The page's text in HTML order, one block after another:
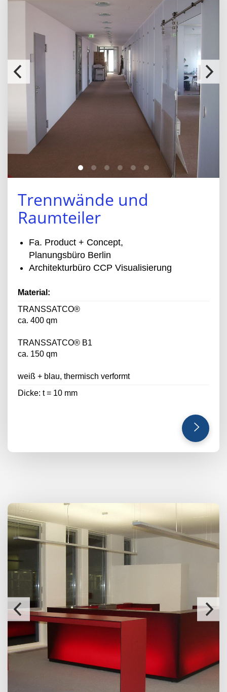
Trennwände und
Raumteiler
Fa. Product + Concept,
Planungsbüro Berlin
Architekturbüro CCP Visualisierung
Material:
TRANSSATCO®
ca. 400 qm
TRANSSATCO® B1
ca. 150 qm
weiß + blau, thermisch verformt
Dicke: t = 10 mm